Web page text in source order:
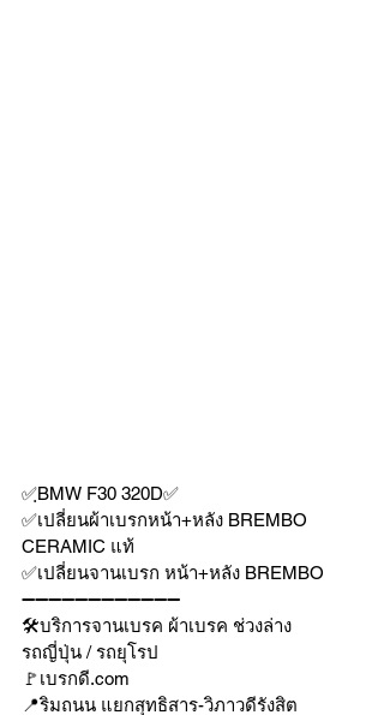
✅ฺBMW F30 320D✅
✅เปลี่ยนผ้าเบรกหน้า+หลัง BREMBO
CERAMIC แท้
✅เปลี่ยนจานเบรก หน้า+หลัง BREMBO
➖➖➖➖➖➖➖➖➖➖➖➖
🛠บริการจานเบรค ผ้าเบรค ช่วงล่าง
รถญี่ปุ่น / รถยุโรป
🚩เบรกดี.com
📍ริมถนน แยกสุทธิสาร-วิภาวดีรังสิต